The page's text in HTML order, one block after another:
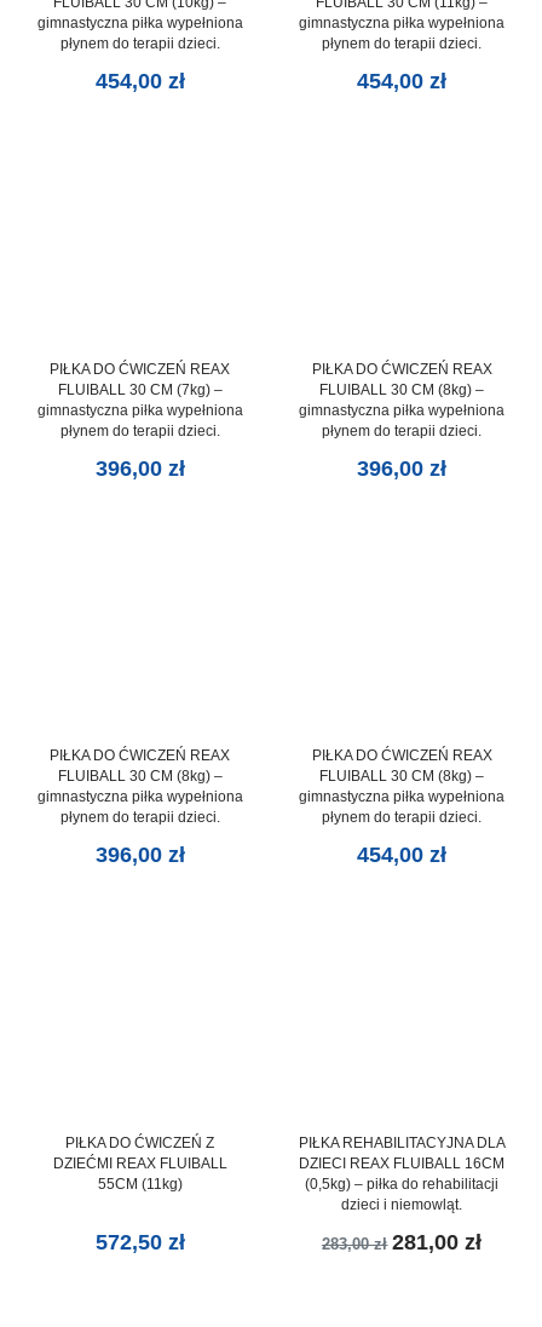
gimnastyczna piłka wypełniona
płynem do terapii dzieci.
454,00 zł
gimnastyczna piłka wypełniona
płynem do terapii dzieci.
454,00zł
PIŁKA DO ĆWICZEŃ REAX
FLUIBALL 30 CM (7kg) –
gimnastyczna piłka wypełniona
płynem do terapii dzieci.
396,00 zł
PIŁKA DO ĆWICZEŃ REAX
FLUIBALL 30 CM (8kg) –
gimnastyczna piłka wypełniona
płynem do terapii dzieci.
396,00zł
PIŁKA DO ĆWICZEŃ REAX
FLUIBALL 30 CM (8kg) –
gimnastyczna piłka wypełniona
płynem do terapii dzieci.
396,00 zł
PIŁKA DO ĆWICZEŃ REAX
FLUIBALL 30 CM (8kg) –
gimnastyczna piłka wypełniona
płynem do terapii dzieci.
454,00zł
PIŁKA DO ĆWICZEŃ Z
DZIEĆMI REAX FLUIBALL
55CM (11kg)
572,50 zł
PIŁKA REHABILITACYJNA DLA
DZIECI REAX FLUIBALL 16CM
(0,5kg) – piłka do rehabilitacji
dzieci i niemowląt.
283,00zł 281,00zł